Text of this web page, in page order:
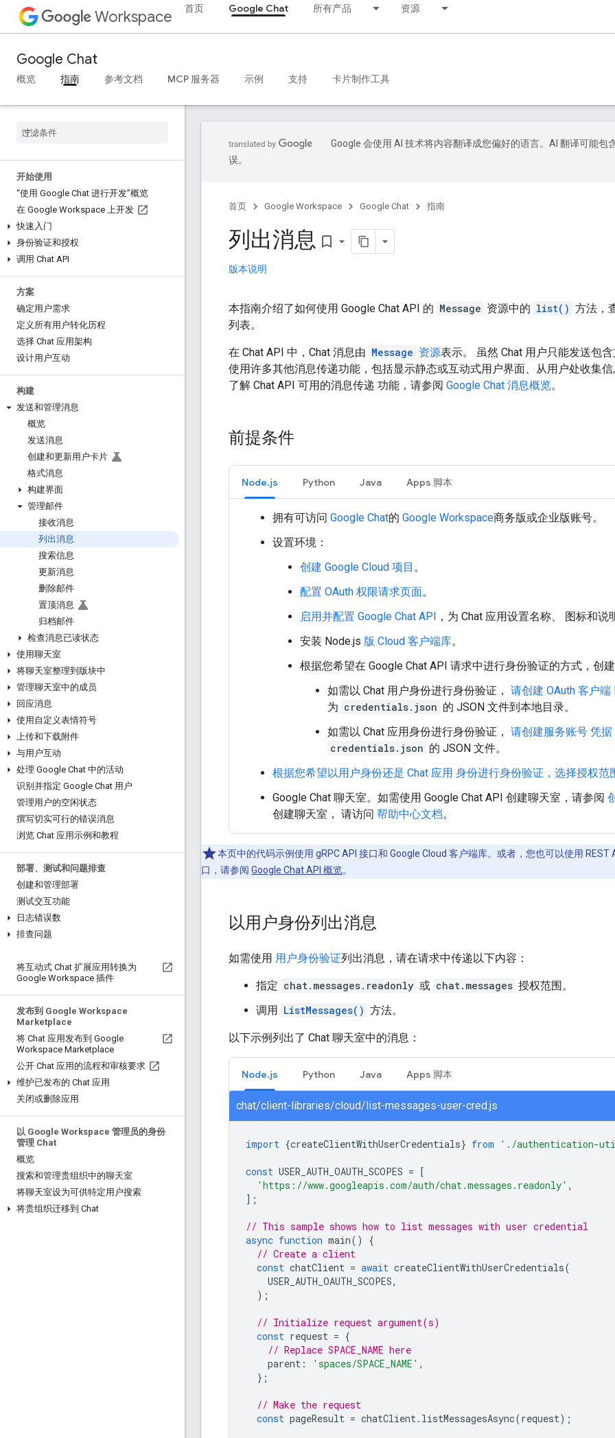
Workspace 首页 Google Chat 所有产品 资源
Google Chat
概览 指南 参考文档 MCP 服务器 示例 支持 卡片制作工具
开始使用
“使用 Google Chat 进行开发”概览
在 Google Workspace 上开发
快速入门
身份验证和授权
调用 Chat API
方案
确定用户需求
定义所有用户转化历程
选择 Chat 应用架构
设计用户互动
构建
发送和管理消息
概览
发送消息
创建和更新用户卡片
格式消息
构建界面
管理邮件
接收消息
列出消息
搜索信息
更新消息
删除邮件
置顶消息
归档邮件
检查消息已读状态
使用聊天室
将聊天室整理到版块中
管理聊天室中的成员
回应消息
使用自定义表情符号
上传和下载附件
与用户互动
处理 Google Chat 中的活动
识别并指定 Google Chat 用户
管理用户的空闲状态
撰写切实可行的错误消息
浏览 Chat 应用示例和教程
部署、测试和问题排查
创建和管理部署
测试交互功能
日志错误数
排查问题
将互动式 Chat 扩展应用转换为
Google Workspace 插件
发布到 Google Workspace
Marketplace
将 Chat 应用发布到 Google
Workspace Marketplace
公开 Chat 应用的流程和审核要求
维护已发布的 Chat 应用
关闭或删除应用
以 Google Workspace 管理员的身份
管理 Chat
概览
搜索和管理贵组织中的聊天室
将聊天室设为可供特定用户搜索
将贵组织迁移到 Chat
Google 会使用 AI 技术将内容翻译成您偏好的语言。AI 翻译可能包
误。
首页 Google Workspace Google Chat 指南
列出消息 bookmark_border
版本说明
本指南介绍了如何使用 Google Chat API 的 Message 资源中的 list() 方法，
列表。
在 Chat API 中，Chat 消息由 Message 资源表示。 虽然 Chat 用户只能发送包
使用许多其他消息传递功能，包括显示静态或互动式用户界面、从用户处收集
了解 Chat API 可用的消息传递 功能，请参阅 Google Chat 消息概览。
前提条件
Node.js Python Java Apps 脚本
拥有可访问 Google Chat的 Google Workspace商务版或企业版账号。
设置环境：
创建 Google Cloud 项目 。
配置 OAuth 权限请求页面。
启用并配置 Google Chat API ，为 Chat 应用设置名称、 图标和说
安装 Node.js 版 Cloud 客户端库。
根据您希望在 Google Chat API 请求中进行身份验证的方式，创
如需以 Chat 用户身份进行身份验证， 请创建 OAuth 客户端
为 credentials.json 的 JSON 文件到本地目录。
如需以 Chat 应用身份进行身份验证， 请创建服务账号 凭据
credentials.json 的 JSON 文件。
根据您希望以用户身份还是 Chat 应用 身份进行身份验证，选择授权范
Google Chat 聊天室。如需使用 Google Chat API 创建聊天室，请参阅
创建聊天室， 请访问 帮助中心文档。
本页中的代码示例使用 gRPC API 接口和 Google Cloud 客户端库。或者，您也可以使用 REST
口，请参阅 Google Chat API 概览。
以用户身份列出消息
如需使用 用户身份验证列出消息，请在请求中传递以下内容：
指定 chat.messages.readonly 或 chat.messages 授权范围。
调用 ListMessages() 方法。
以下示例列出了 Chat 聊天室中的消息：
Node.js Python Java Apps 脚本
chat/client-libraries/cloud/list-messages-user-cred.js
import {createClientWithUserCredentials} from './authentication-
const USER_AUTH_OAUTH_SCOPES = [
'https://www.googleapis.com/auth/chat.messages.readonly' ,
];
// This sample shows how to list messages with user credential
async function main()
{
// Create a client
const chatClient = await createClientWithUserCredentials(
USER_AUTH_OAUTH_SCOPES,
);
// Initialize request argument(s)
const request = {
// Replace SPACE_NAME here
parent : 'spaces/SPACE_NAME' ,
};
// Make the request
const pageResult = chatClient. listMessagesAsync(request);